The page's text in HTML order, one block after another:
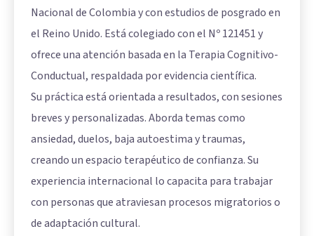
Nacional de Colombia y con estudios de posgrado en
el Reino Unido. Está colegiado con el Nº 121451 y
ofrece una atención basada en la Terapia Cognitivo-
Conductual, respaldada por evidencia científica.
Su práctica está orientada a resultados, con sesiones
breves y personalizadas. Aborda temas como
ansiedad, duelos, baja autoestima y traumas,
creando un espacio terapéutico de confianza. Su
experiencia internacional lo capacita para trabajar
con personas que atraviesan procesos migratorios o
de adaptación cultural.